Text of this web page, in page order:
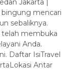
Jakarta |
bingung mencari
sebaliknya.
telah membuka
Anda.
Daftar IsiTravel
Antar